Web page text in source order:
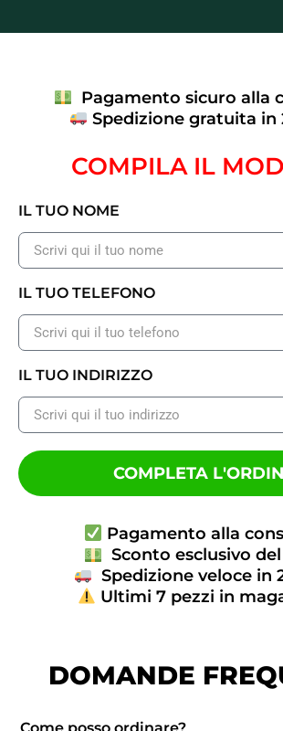
Pagamento sicuro alla
Spedizione gratuita in
COMPILA IL
IL TUO NOME
IL TUO TELEFONO
IL TUO INDIRIZZO
COMPLETA
Pagamento alla
Sconto esclusivo del
Spedizione veloce in
Ultimi 7 pezzi in
DOMANDE